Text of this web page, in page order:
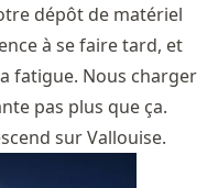
dépôt de matériel
à se faire tard, et
fatigue. Nous charger
pas plus que ça.
sur Vallouise.